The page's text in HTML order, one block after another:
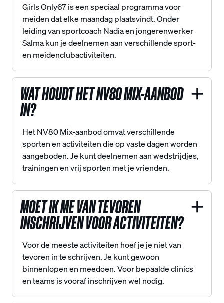
Girls Only67 is een speciaal programma voor
meiden dat elke maandag plaatsvindt. Onder
leiding van sportcoach Nadia en jongerenwerker
Salma kun je deelnemen aan verschillende sport-
en meidenclubactiviteiten.
WAT HOUDT HET NV80 MIX-AANBOD
IN?
Het NV80 Mix-aanbod omvat verschillende
sporten en activiteiten die op vaste dagen worden
aangeboden. Je kunt deelnemen aan wedstrijdjes,
trainingen en vrij sporten met je vrienden.
MOET IK ME VAN TEVOREN
INSCHRIJVEN VOOR ACTIVITEITEN?
Voor de meeste activiteiten hoef je je niet van
tevoren in te schrijven. Je kunt gewoon
binnenlopen en meedoen. Voor bepaalde clinics
en teams is vooraf inschrijven wel nodig.